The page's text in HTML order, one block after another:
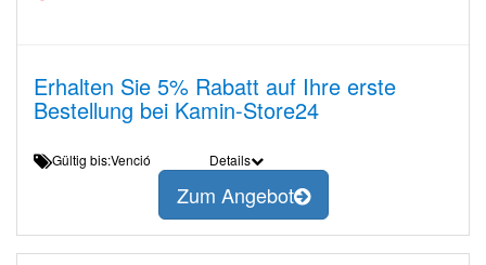
Erhalten Sie 5% Rabatt auf Ihre erste
Bestellung bei Kamin-Store24
Gültig bis:Venció Details
Zum Angebot